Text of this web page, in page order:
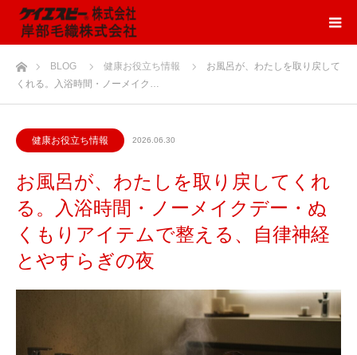
ホームBLOG 健康お役立ち情報
お風呂が、わたしを取り戻して
くれる。入浴時間・ノーメイク…
健康お役立ち情報 2026.06.30
お風呂が、わたしを取り戻してくれ
る。入浴時間・ノーメイクデー・ぬ
くもりアイテムで整える、自律神経
とやすらぎの夜